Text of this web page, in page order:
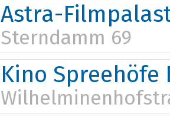
Astra-
Sterndamm 69
16:00
19:30
Kino Spreehöfe